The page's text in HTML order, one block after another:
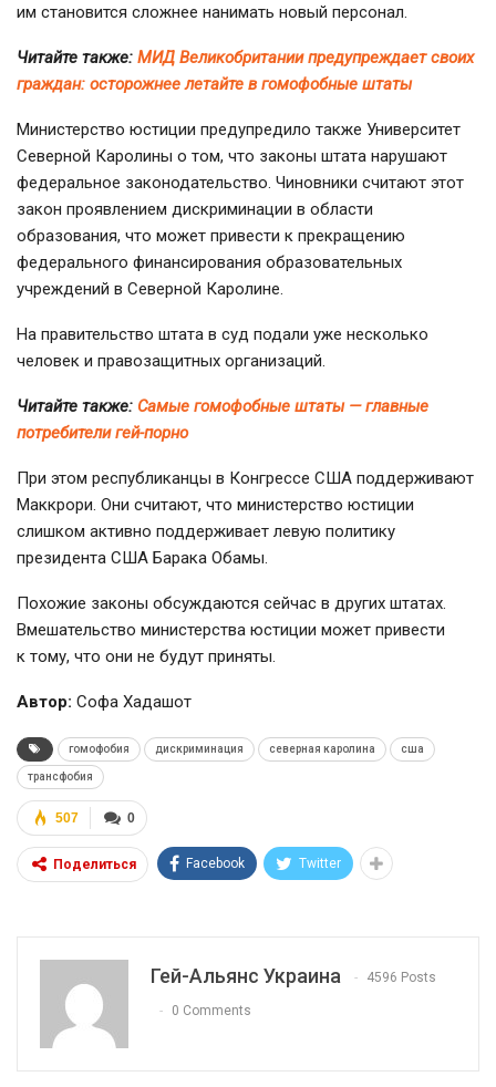
им становится сложнее нанимать новый персонал.
Читайте также: МИД Великобритании предупреждает своих
граждан: осторожнее летайте в гомофобные штаты
Министерство юстиции предупредило также Университет
Северной Каролины о том, что законы штата нарушают
федеральное законодательство. Чиновники считают этот
закон проявлением дискриминации в области
образования, что может привести к прекращению
федерального финансирования образовательных
учреждений в Северной Каролине.
На правительство штата в суд подали уже несколько
человек и правозащитных организаций.
Читайте также: Самые гомофобные штаты — главные
потребители гей-порно
При этом республиканцы в Конгрессе США поддерживают
Маккрори. Они считают, что министерство юстиции
слишком активно поддерживает левую политику
президента США Барака Обамы.
Похожие законы обсуждаются сейчас в других штатах.
Вмешательство министерства юстиции может привести
к тому, что они не будут приняты.
Автор: Софа Хадашот
гомофобия дискриминация северная каролина сша
трансфобия
0
507
Поделиться Facebook Twitter
Гей-Альянс Украина 4596 Posts
0 Comments